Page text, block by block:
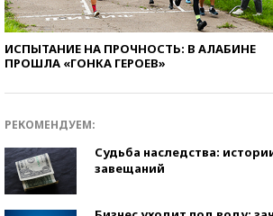
ИСПЫТАНИЕ НА ПРОЧНОСТЬ: В АЛАБИНЕ
ПРОШЛА «ГОНКА ГЕРОЕВ»
РЕКОМЕНДУЕМ:
Судьба наследства:
завещаний